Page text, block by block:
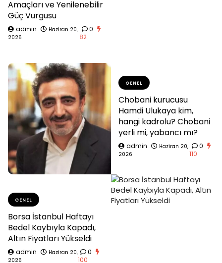
Amaçları ve Yenilenebilir
Güç Vurgusu
admin
Haziran 20,
2026
0
82
GENEL
Chobani kurucusu
Hamdi Ulukaya kim,
hangi kadrolu? Chobani
yerli mi, yabancı mı?
admin
Haziran 20,
2026
0
110
GENEL
Borsa İstanbul Haftayı
Bedel Kaybıyla Kapadı,
Altın Fiyatları Yükseldi
admin
Haziran 20,
2026
0
100